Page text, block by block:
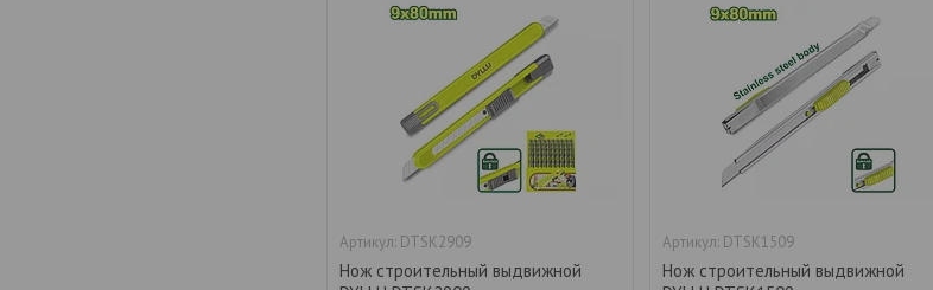
DTSK2909
Нож строительный выдвижной
DTSK1509
Нож строительный выдвижной